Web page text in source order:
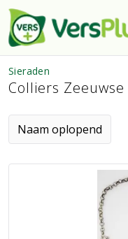
Sieraden
Colliers